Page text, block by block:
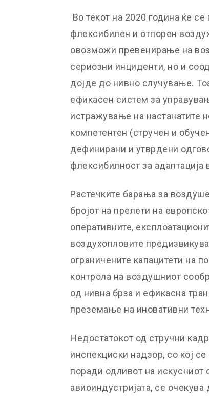
Во текот на 2020 година ќе
флексибилен и отпорен
овозможи превенирање на
сериозни инциденти, но и
дојде до нивно случување.
ефикасен систем за
истражување на настанатите
компетентен (стручен и
дефинирани и утврдени
флексибилност за адаптација
Растечките барања за
бројот на прелети на
оперативните,
воздухопловите
ограничените капацитети на
контрола на воздушниот
од нивна брза и ефикасна
преземање на иновативни
Недостатокот од стручни
инспекциски надзор, со кој
поради одливот на
авиоиндустријата, се